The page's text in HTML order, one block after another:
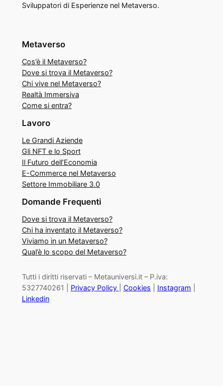
Sviluppatori di Esperienze nel Metaverso.
Metaverso
Cos’è il Metaverso?
Dove si trova il Metaverso?
Chi vive nel Metaverso?
Realtà Immersiva
Come si entra?
Lavoro
Le Grandi Aziende
Gli NFT e lo Sport
Il Futuro dell’Economia
E-Commerce nel Metaverso
Settore Immobiliare 3.0
Domande Frequenti
Dove si trova il Metaverso?
Chi ha inventato il Metaverso?
Viviamo in un Metaverso?
Qual’è lo scopo del Metaverso?
Tutti i diritti riservati – Metauniversi.it – P.iva:
5327740261 | Privacy Policy Cookies Instagram
Linkedin